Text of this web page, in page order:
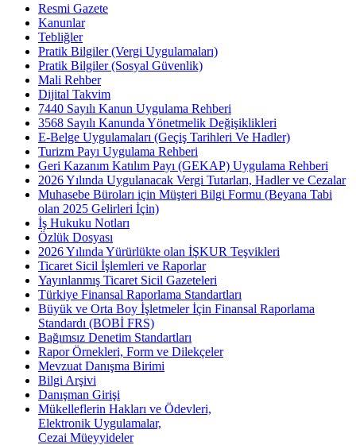
Resmi Gazete
Kanunlar
Tebliğler
Pratik Bilgiler (Vergi Uygulamaları)
Pratik Bilgiler (Sosyal Güvenlik)
Mali Rehber
Dijital Takvim
7440 Sayılı Kanun Uygulama Rehberi
3568 Sayılı Kanunda Yönetmelik Değişiklikleri
E-Belge Uygulamaları (Geçiş Tarihleri Ve Hadler)
Turizm Payı Uygulama Rehberi
Geri Kazanım Katılım Payı (GEKAP) Uygulama Rehberi
2026 Yılında Uygulanacak Vergi Tutarları, Hadler ve Cezalar
Muhasebe Büroları için Müşteri Bilgi Formu (Beyana Tabi
olan 2025 Gelirleri İçin)
İş Hukuku Notları
Özlük Dosyası
2026 Yılında Yürürlükte olan İŞKUR Teşvikleri
Ticaret Sicil İşlemleri ve Raporlar
Yayınlanmış Ticaret Sicil Gazeteleri
Türkiye Finansal Raporlama Standartları
Büyük ve Orta Boy İşletmeler İçin Finansal Raporlama
Standardı (BOBİ FRS)
Bağımsız Denetim Standartları
Rapor Örnekleri, Form ve Dilekçeler
Mevzuat Danışma Birimi
Bilgi Arşivi
Danışman Girişi
Mükelleflerin Hakları ve Ödevleri,
Elektronik Uygulamalar,
Cezai Müeyyideler